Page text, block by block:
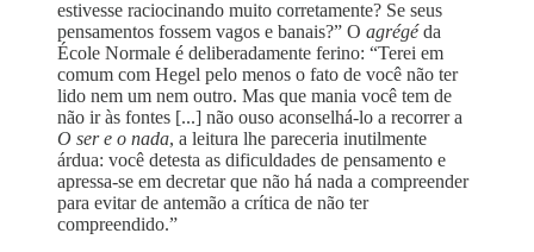
estivesse raciocinando muito corretamente? Se seus
pensamentos fossem vagos e banais?” O agrégéda
École Normale é deliberadamente ferino: “Terei em
comum com Hegel pelo menos o fato de você não ter
lido nem um nem outro. Mas que mania você tem de
não ir às fontes [...] não ouso aconselhá-lo a recorrer a
O ser e o nada, a leitura lhe pareceria inutilmente
árdua: você detesta as dificuldades de pensamento e
apressa-se em decretar que não há nada a compreender
para evitar de antemão a crítica de não ter
compreendido.”